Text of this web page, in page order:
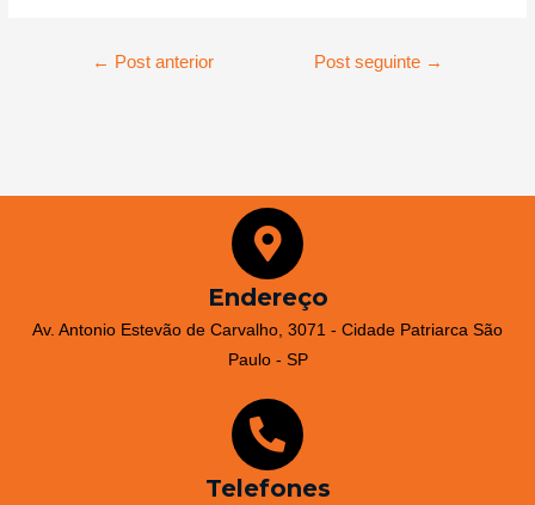
← Post anterior Post seguinte →
Endereço
Av. Antonio Estevão de Carvalho, 3071 - Cidade Patriarca São
Paulo - SP
Telefones